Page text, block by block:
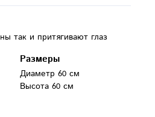
так и притягивают глаз
Размеры
Диаметр 60 см
Высота 60 см